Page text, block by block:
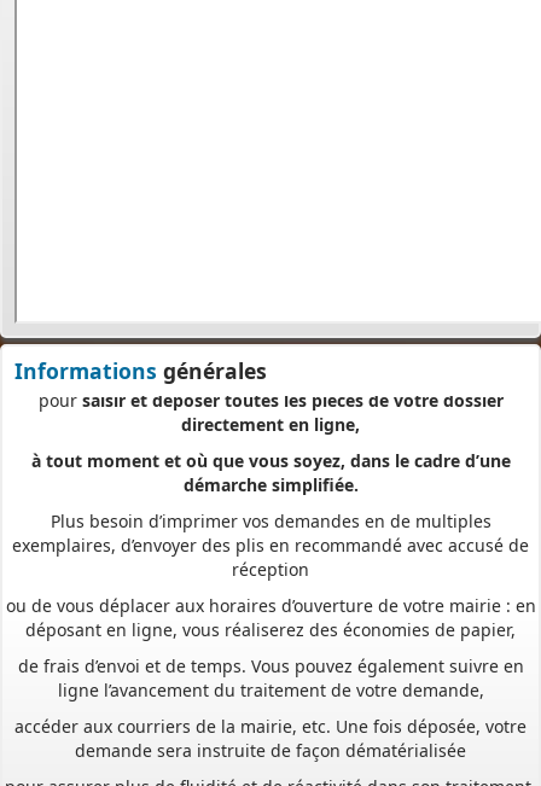
Informations générales
comme aux professionnels,
pour
saisir et déposer toutes les pièces de votre dossier
directement en ligne,
à tout moment et où que vous soyez, dans le cadre d’une
Plus besoin d’imprimer vos demandes en de multiples
réception
ou de vous déplacer aux horaires d’ouverture de votre mairie : en
de frais d’envoi et de temps. Vous pouvez également suivre en
accéder aux courriers de la mairie, etc. Une fois déposée, votre
pour assurer plus de fluidité et de réactivité dans son traitement.